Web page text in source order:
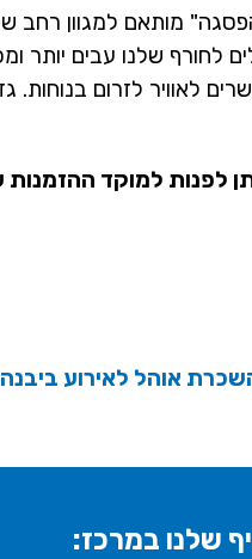
מותאם למגוון רחב
לחורף שלנו עבים יותר
לאוויר לזרום
לפנות למוקד
אוהל לאירוע ביבנה
שלנו במרכז: